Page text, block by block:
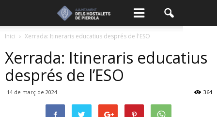
Inici Xerrada: Itineraris educatius després de l'ESO
Xerrada: Itineraris educatius
després de l’ESO
14 de març de 2024 364